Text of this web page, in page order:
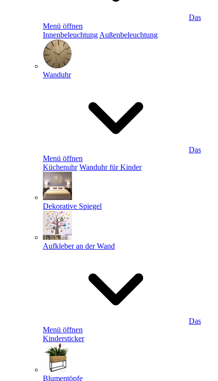
Das
Menü öffnen
Innenbeleuchtung Außenbeleuchtung
Wanduhr
Das
Menü öffnen
Küchenuhr Wanduhr für Kinder
Dekorative Spiegel
Aufkleber an der Wand
Das
Menü öffnen
Kindersticker
Blumentöpfe